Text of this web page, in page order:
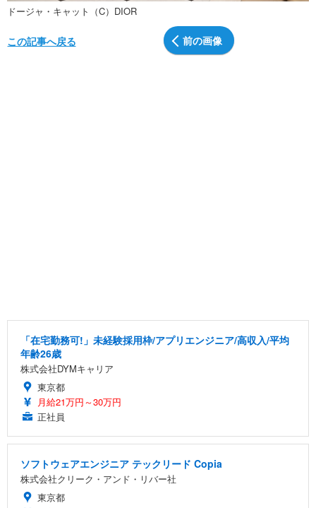
ドージャ・キャット（C）DIOR
前の画像
この記事へ戻る
「在宅勤務可!」未経験採用枠/アプリエンジニア/高収入/平均
年齢26歳
株式会社DYMキャリア
東京都
月給21万円～30万円
正社員
ソフトウェアエンジニア テックリード Copia
株式会社クリーク・アンド・リバー社
東京都